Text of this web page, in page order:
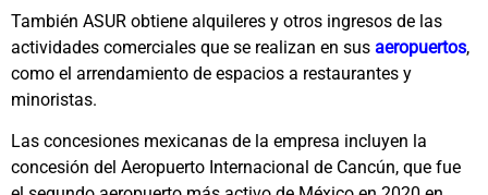
También ASUR obtiene alquileres y otros ingresos de las
actividades comerciales que se realizan en sus aeropuertos,
como el arrendamiento de espacios a restaurantes y
minoristas.
Las concesiones mexicanas de la empresa incluyen la
concesión del Aeropuerto Internacional de Cancún, que fue